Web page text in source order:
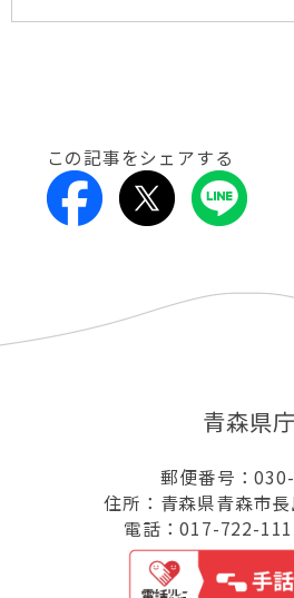
この記事をシェアする
青森県庁
郵便番号：
住所：青森県青森市
電話：017-722-